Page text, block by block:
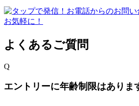
よくあるご質問
Q
エントリーに年齢制限はありま